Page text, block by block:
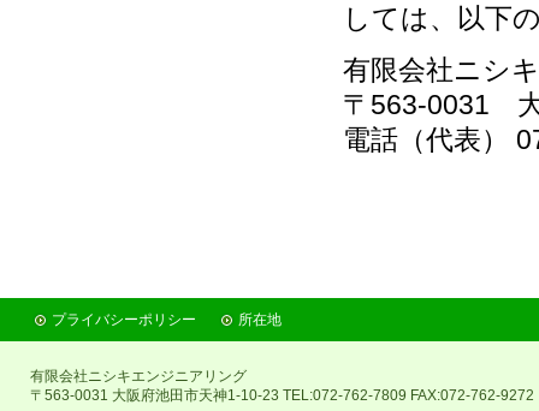
しては、以下
有限会社ニシ
〒563-0031
電話（代表）
プライバシーポリシー 所在地
有限会社ニシキエンジニアリング
〒563-0031 大阪府池田市天神1-10-23 TEL:072-762-7809 FAX:072-762-9272